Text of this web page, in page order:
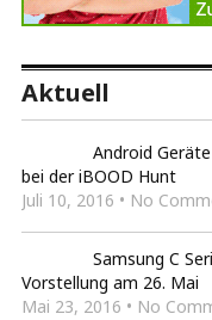
Aktuell
Android
bei der iBOOD Hunt
Juli 10, 2016 • No
Samsung C
Vorstellung am 26. Mai
Mai 23, 2016 • No